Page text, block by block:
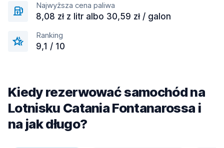
Najwyższa cena paliwa
8,08 zł z litr albo 30,59 zł / galon
Ranking
9,1 / 10
Kiedy rezerwować samochód na
Lotnisku Catania Fontanarossa i
na jak długo?